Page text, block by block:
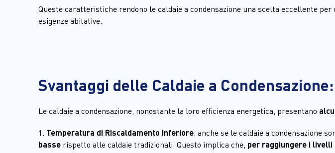
Queste caratteristiche rendono le caldaie a condensazione una scelta eccellente
esigenze abitative.
Svantaggi delle Caldaie a
Le caldaie a condensazione, nonostante la loro efficienza energetica, presentano
1. Temperatura di Riscaldamento Inferiore: anche se le caldaie a condensazione
basse rispetto alle caldaie tradizionali. Questo implica che, per raggiungere i